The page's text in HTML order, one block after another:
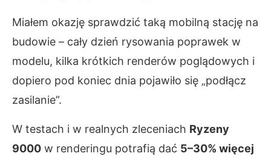
Miałem okazję sprawdzić taką mobilną stację na
budowie – cały dzień rysowania poprawek w
modelu, kilka krótkich renderów poglądowych i
dopiero pod koniec dnia pojawiło się „podłącz
zasilanie”.
W testach i w realnych zleceniach Ryzeny
9000 w renderingu potrafią dać 5–30% więcej